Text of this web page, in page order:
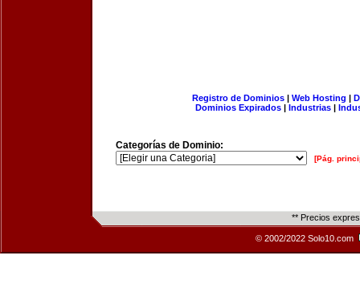
Registro de Dominios| Web Hosting |
Dominios Expirados | Industrias |
Categorías de Dominio:
[Pág.
** Precios
© 2002/2022 Solo10.com